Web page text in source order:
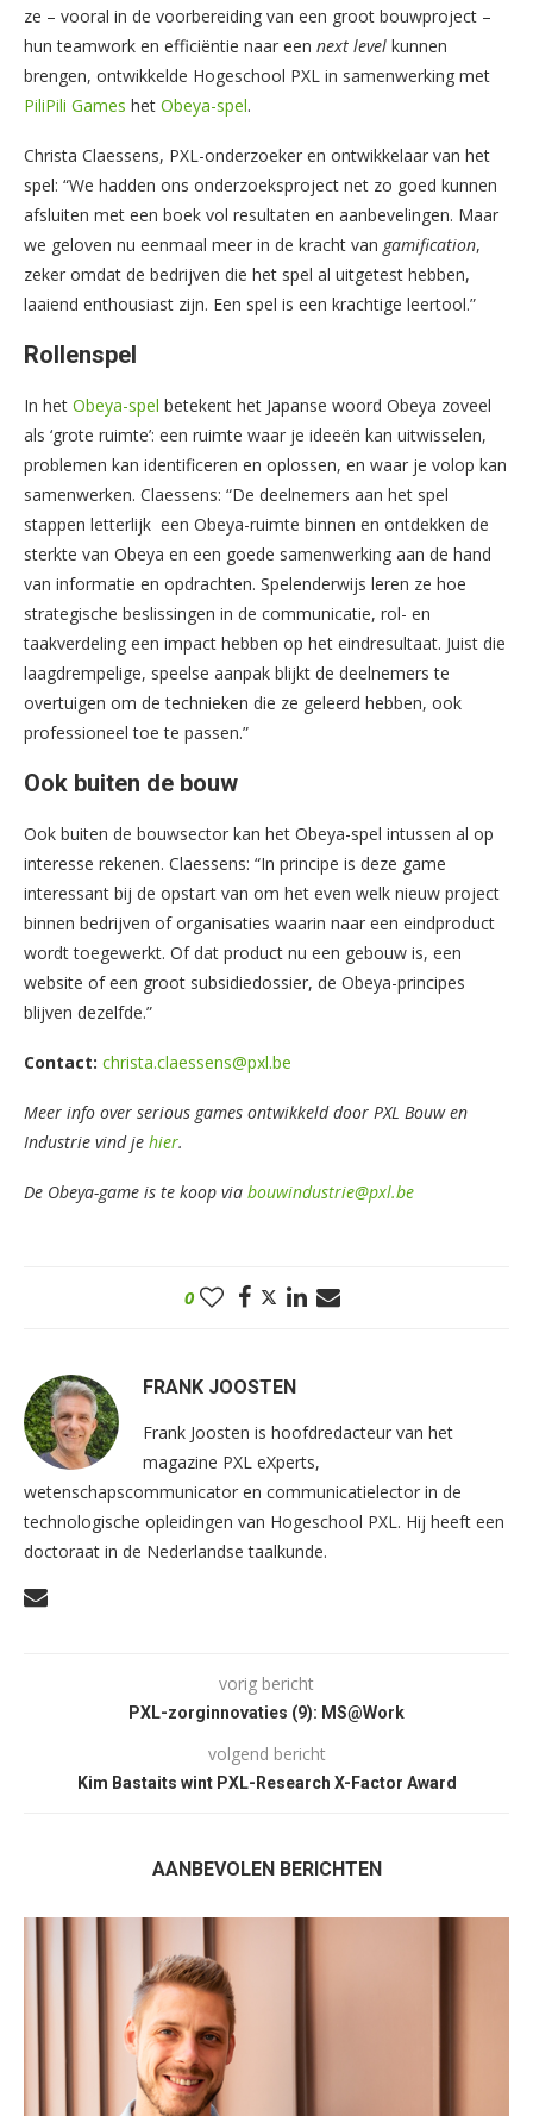
ze – vooral in de voorbereiding van een groot bouwproject –
hun teamwork en efficiëntie naar een next level kunnen
brengen, ontwikkelde Hogeschool PXL in samenwerking met
PiliPili Games het Obeya-spel.
Christa Claessens, PXL-onderzoeker en ontwikkelaar van het
spel: “We hadden ons onderzoeksproject net zo goed kunnen
afsluiten met een boek vol resultaten en aanbevelingen. Maar
we geloven nu eenmaal meer in de kracht van gamification,
zeker omdat de bedrijven die het spel al uitgetest hebben,
laaiend enthousiast zijn. Een spel is een krachtige leertool.”
Rollenspel
In het Obeya-spel betekent het Japanse woord Obeya zoveel
als ‘grote ruimte’: een ruimte waar je ideeën kan uitwisselen,
problemen kan identificeren en oplossen, en waar je volop kan
samenwerken. Claessens: “De deelnemers aan het spel
stappen letterlijk een Obeya-ruimte binnen en ontdekken de
sterkte van Obeya en een goede samenwerking aan de hand
van informatie en opdrachten. Spelenderwijs leren ze hoe
strategische beslissingen in de communicatie, rol- en
taakverdeling een impact hebben op het eindresultaat. Juist die
laagdrempelige, speelse aanpak blijkt de deelnemers te
overtuigen om de technieken die ze geleerd hebben, ook
professioneel toe te passen.”
Ook buiten de bouw
Ook buiten de bouwsector kan het Obeya-spel intussen al op
interesse rekenen. Claessens: “In principe is deze game
interessant bij de opstart van om het even welk nieuw project
binnen bedrijven of organisaties waarin naar een eindproduct
wordt toegewerkt. Of dat product nu een gebouw is, een
website of een groot subsidiedossier, de Obeya-principes
blijven dezelfde.”
Contact: christa.claessens@pxl.be
Meer info over serious games ontwikkeld door PXL Bouw en
Industrie vind je hier.
De Obeya-game is te koop via bouwindustrie@pxl.be
0
FRANK JOOSTEN
Frank Joosten is hoofdredacteur van het
magazine PXL eXperts,
wetenschapscommunicator en communicatielector in de
technologische opleidingen van Hogeschool PXL. Hij heeft een
doctoraat in de Nederlandse taalkunde.
vorig bericht
PXL-zorginnovaties (9): MS@Work
volgend bericht
Kim Bastaits wint PXL-Research X-Factor Award
AANBEVOLEN BERICHTEN